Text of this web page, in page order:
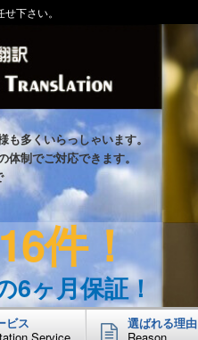
下さい。
多くいらっしゃいます。
制でご対応できます。
件！
6ヶ月保証！
ビス
選ばれる理由